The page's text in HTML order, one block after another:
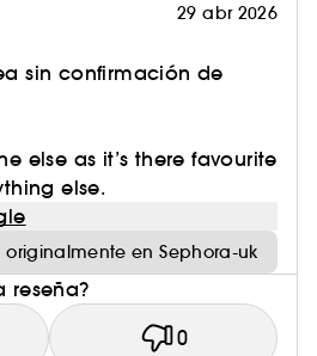
29 abr 2026
sin confirmación de
else as it’s there favourite
else.
en Sephora-uk
reseña?
0